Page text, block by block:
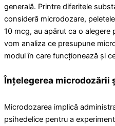
generală. Printre diferitele
consideră microdozare,
10 mcg, au apărut ca o
vom analiza ce presupune
modul în care funcționează și
Înțelegerea microdozării
Microdozarea implică
psihedelice pentru a